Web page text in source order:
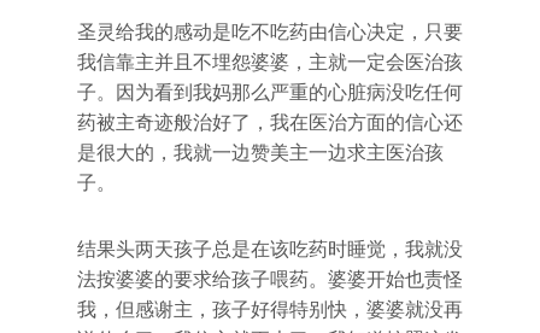
圣灵给我的感动是吃不吃药由信心决定，只要
我信靠主并且不埋怨婆婆，主就一定会医治孩
子。因为看到我妈那么严重的心脏病没吃任何
药被主奇迹般治好了，我在医治方面的信心还
是很大的，我就一边赞美主一边求主医治孩
子。
结果头两天孩子总是在该吃药时睡觉，我就没
法按婆婆的要求给孩子喂药。婆婆开始也责怪
我，但感谢主，孩子好得特别快，婆婆就没再